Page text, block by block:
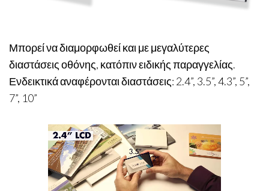
Μπορεί να διαμορφωθεί και με μεγαλύτερες
διαστάσεις οθόνης, κατόπιν ειδικής παραγγελίας.
Ενδεικτικά αναφέρονται διαστάσεις: 2.4”, 3.5”, 4.3”, 5”,
7”, 10”